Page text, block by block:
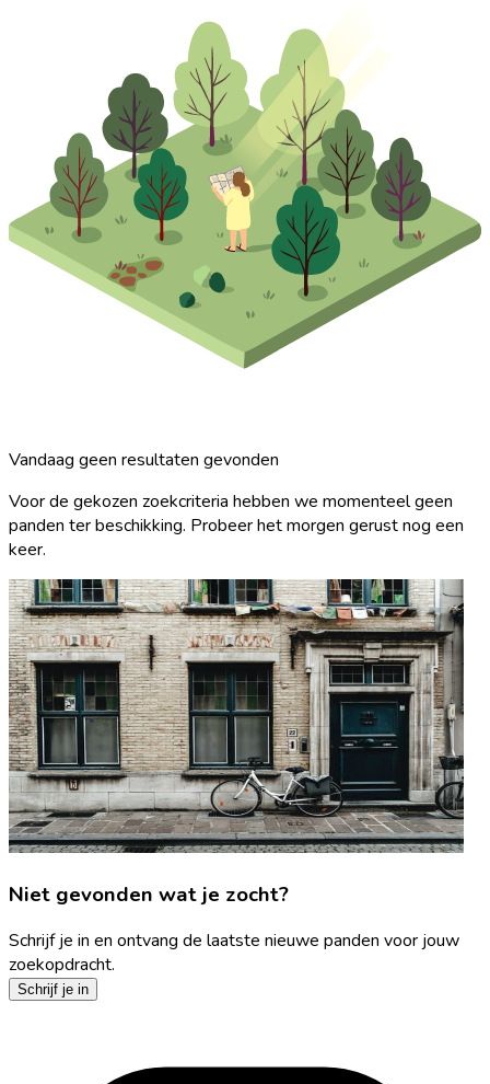
Vandaag geen resultaten gevonden
Voor de gekozen zoekcriteria hebben we momenteel geen
panden ter beschikking. Probeer het morgen gerust nog een
keer.
Niet gevonden wat je zocht?
Schrijf je in en ontvang de laatste nieuwe panden voor jouw
zoekopdracht.
Schrijf je in